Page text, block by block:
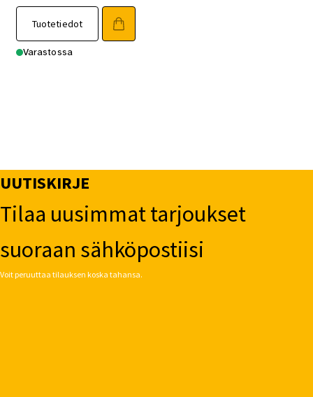
hinta
oli:
599,00 €.
hinta
on:
509,00 €.
Tuotetiedot
Varastossa
UUTISKIRJE
Tilaa uusimmat tarjoukset
suoraan sähköpostiisi
Voit peruuttaa tilauksen koska tahansa.